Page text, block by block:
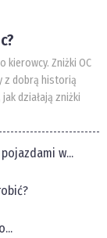
kierowcy. Zniżki OC
z dobrą historią
działają zniżki
w...